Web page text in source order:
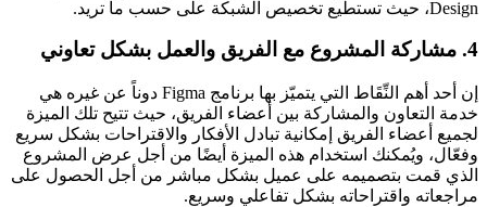
Design، حيث تستطيع تخصيص الشبكة على حسب ما تريد.
4. مشاركة المشروع مع الفريق والعمل بشكل تعاوني
إن أحد أهم النِّقَاط التي يتميّز بها برنامج Figma دوناً عن غيره هي
خدمة التعاون والمشاركة بين أعضاء الفريق، حيث تتيح تلك الميزة
لجميع أعضاء الفريق إمكانية تبادل الأفكار والاقتراحات بشكل سريع
وفعّال، ويُمكنك استخدام هذه الميزة أيضًا من أجل عرض المشروع
الذي قمت بتصميمه على عميل بشكل مباشر من أجل الحصول على
مراجعاته واقتراحاته بشكل تفاعلي وسريع.